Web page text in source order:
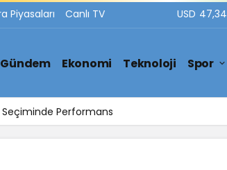
Piyasaları Canlı TV USD 47,34
Gündem Ekonomi Teknoloji Spor
Seçiminde Performans